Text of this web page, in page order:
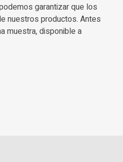
garantizar que los
nuestros productos. Antes
muestra, disponible a